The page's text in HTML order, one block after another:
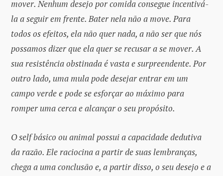
mover. Nenhum desejo por comida consegue incentivá-
la a seguir em frente. Bater nela não a move. Para
todos os efeitos, ela não quer nada, a não ser que nós
possamos dizer que ela quer se recusar a se mover. A
sua resistência obstinada é vasta e surpreendente. Por
outro lado, uma mula pode desejar entrar em um
campo verde e pode se esforçar ao máximo para
romper uma cerca e alcançar o seu propósito.
O self básico ou animal possui a capacidade dedutiva
da razão. Ele raciocina a partir de suas lembranças,
chega a uma conclusão e, a partir disso, o seu desejo e a